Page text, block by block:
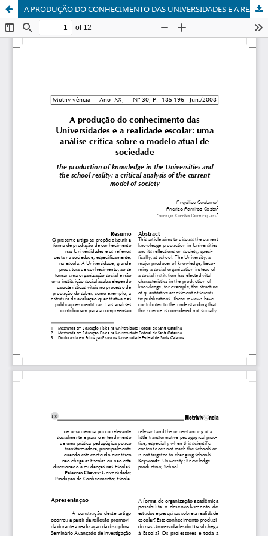
A PRODUÇÃO DO CONHECIMENTO DAS UNIVERSIDADES E A REALIDADE ESCOLAR: uma análise crítica sobre o modelo atual de sociedade